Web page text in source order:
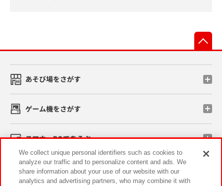
あそび場をさがす
ゲーム機をさがす
スマホ・PCであそぶ
イベント・キャンペーン
We collect unique personal identifiers such as cookies to
analyze our traffic and to personalize content and ads. We
share information about your use of our website with our
analytics and advertising partners, who may combine it with